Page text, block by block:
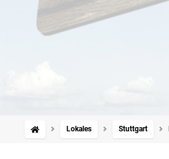
Lokales Stuttgart